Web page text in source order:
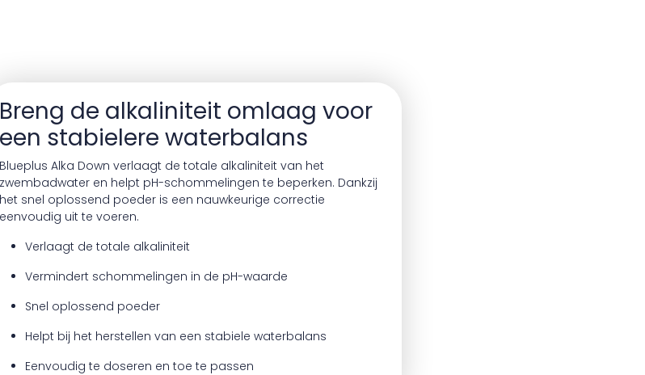
Breng de alkaliniteit omlaag voor
een stabielere waterbalans
Blueplus Alka Down verlaagt de totale alkaliniteit van het
zwembadwater en helpt pH-schommelingen te beperken. Dankzij
het snel oplossend poeder is een nauwkeurige correctie
eenvoudig uit te voeren.
Verlaagt de totale alkaliniteit
Vermindert schommelingen in de pH-waarde
Snel oplossend poeder
Helpt bij het herstellen van een stabiele waterbalans
Eenvoudig te doseren en toe te passen